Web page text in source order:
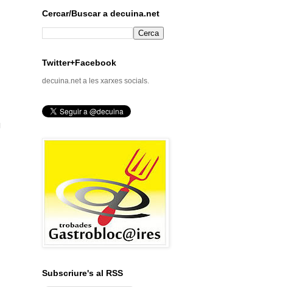
Cercar/Buscar a decuina.net
Twitter+Facebook
decuina.net a les xarxes socials.
Subscriure's al RSS